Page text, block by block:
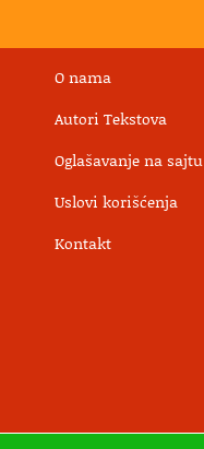
O nama
Autori Tekstova
Oglašavanje na sajtu
Uslovi korišćenja
Kontakt